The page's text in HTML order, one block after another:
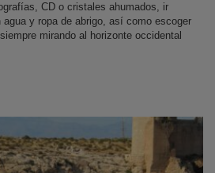
CD o cristales ahumados, ir
y ropa de abrigo, así como escoger
mirando al horizonte occidental